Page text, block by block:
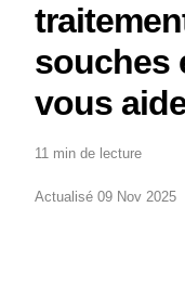
souches
vous
11 min de lecture
Actualisé 09 Nov 2025